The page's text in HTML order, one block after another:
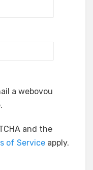
a webovou
and the
of Service apply.